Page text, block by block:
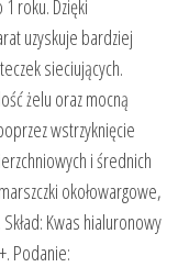
roku. Dzięki
uzyskuje bardziej
sieciujących.
żelu oraz mocną
wstrzyknięcie
i średnich
okołowargowe,
Kwas hialuronowy
Podanie: